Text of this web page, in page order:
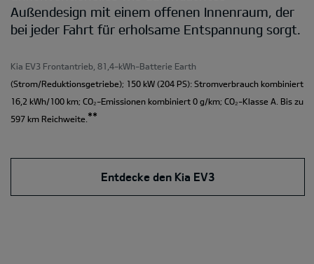
Außendesign mit einem offenen Innenraum, der
bei jeder Fahrt für erholsame Entspannung sorgt.
Kia EV3 Frontantrieb, 81,4-kWh-Batterie Earth
(Strom/Reduktionsgetriebe); 150 kW (204 PS): Stromverbrauch kombiniert
16,2 kWh/100 km; CO₂-Emissionen kombiniert 0 g/km; CO₂-Klasse A. Bis zu
597 km Reichweite. **
Entdecke den Kia EV3